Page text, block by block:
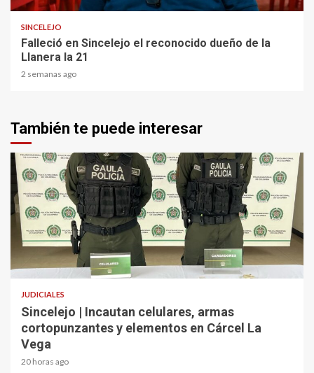
SINCELEJO
Falleció en Sincelejo el reconocido dueño de la
Llanera la 21
2 semanas ago
También te puede interesar
2 min read
JUDICIALES
Sincelejo | Incautan celulares, armas
cortopunzantes y elementos en Cárcel La
Vega
20 horas ago